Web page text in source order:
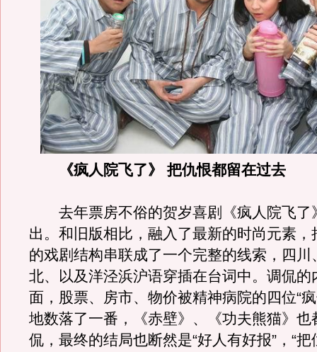
《疯人院飞了》 把仇恨都留在过去
去年票房不俗的贺岁喜剧《疯人院飞了
出。和旧版相比，融入了最新的时尚元素，
的戏剧结构串联成了一个完整的线索，四川
北、以及洋泾浜沪语穿插在台词中。调侃的
面，股票、房市、物价被精神病院的四位“
地数落了一番，《赤壁》、《功夫熊猫》也
侃，最终的结局也断然是“好人有好报”，“